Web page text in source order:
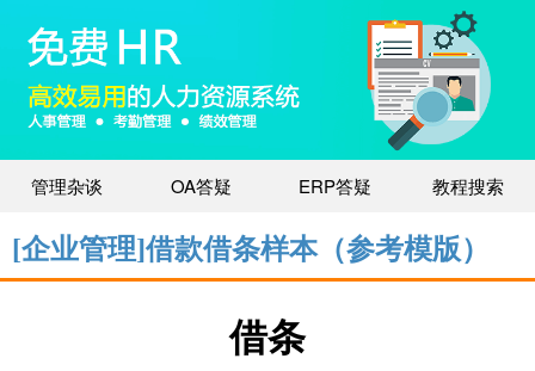
管理杂谈 OA答疑 ERP答疑 教程搜索
[企业管理]借款借条样本（参考模版）
借条